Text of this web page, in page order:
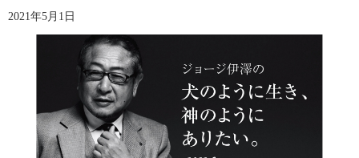
2021年5月1日